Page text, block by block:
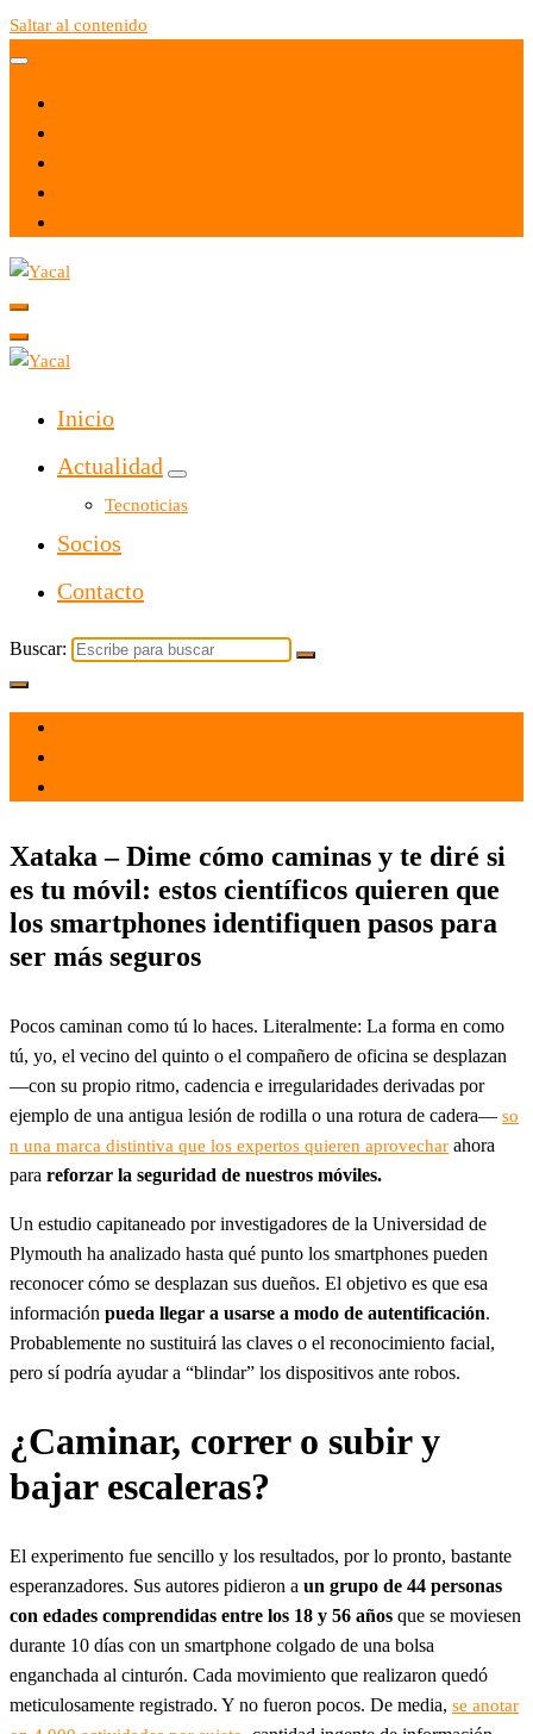
Saltar al contenido
Yacal micro hosting
Inicio
Actualidad
Tecnoticias
Socios
Contacto
Buscar:
Xataka – Dime cómo caminas y te diré si
es tu móvil: estos científicos quieren que
los smartphones identifiquen pasos para
ser más seguros
Pocos caminan como tú lo haces. Literalmente: La forma en como
tú, yo, el vecino del quinto o el compañero de oficina se desplazan
—con su propio ritmo, cadencia e irregularidades derivadas por
ejemplo de una antigua lesión de rodilla o una rotura de cadera— so
n una marca distintiva que los expertos quieren aprovechar ahora
para reforzar la seguridad de nuestros móviles.
Un estudio capitaneado por investigadores de la Universidad de
Plymouth ha analizado hasta qué punto los smartphones pueden
reconocer cómo se desplazan sus dueños. El objetivo es que esa
información pueda llegar a usarse a modo de autentificación.
Probablemente no sustituirá las claves o el reconocimiento facial,
pero sí podría ayudar a “blindar” los dispositivos ante robos.
¿Caminar, correr o subir y
bajar escaleras?
El experimento fue sencillo y los resultados, por lo pronto, bastante
esperanzadores. Sus autores pidieron a un grupo de 44 personas
con edades comprendidas entre los 18 y 56 años que se moviesen
durante 10 días con un smartphone colgado de una bolsa
enganchada al cinturón. Cada movimiento que realizaron quedó
meticulosamente registrado. Y no fueron pocos. De media, se anotar